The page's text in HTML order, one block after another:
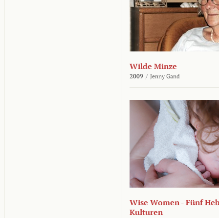
Wilde Minze
2009 / Jenny Gand
Wise Women - Fünf
Kulturen